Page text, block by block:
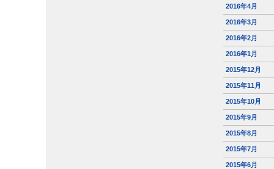
2016年4月
2016年3月
2016年2月
2016年1月
2015年12月
2015年11月
2015年10月
2015年9月
2015年8月
2015年7月
2015年6月